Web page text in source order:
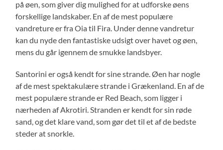
på øen, som giver dig mulighed for at udforske øens
forskellige landskaber. En af de mest populære
vandreture er fra Oia til Fira. Under denne vandretur
kan du nyde den fantastiske udsigt over havet og øen,
mens du går igennem de smukke landsbyer.
Santorini er også kendt for sine strande. Øen har nogle
af de mest spektakulære strande i Grækenland. En af de
mest populære strande er Red Beach, som ligger i
nærheden af Akrotiri. Stranden er kendt for sin røde
sand, og det klare vand, som gør det til et af de bedste
steder at snorkle.